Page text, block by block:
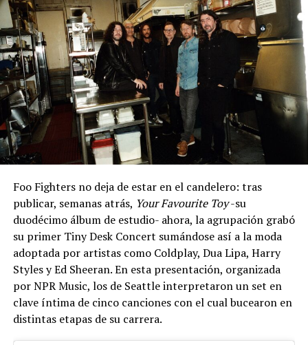
Foo Fighters no deja de estar en el candelero: tras
publicar, semanas atrás, Your Favourite Toy-su
duodécimo álbum de estudio- ahora, la agrupación grabó
su primer Tiny Desk Concert sumándose así a la moda
adoptada por artistas como Coldplay, Dua Lipa, Harry
Styles y Ed Sheeran. En esta presentación, organizada
por NPR Music, los de Seattle interpretaron un set en
clave íntima de cinco canciones con el cual bucearon en
distintas etapas de su carrera.